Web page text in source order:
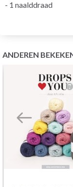
- 1 naalddraad
ANDEREN